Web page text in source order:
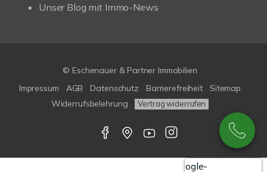
Unser Blog mit Immo-News
© Eschenauer & Partner Immobilien
Impressum
AGB Datenschutz Barrierefreiheit
Sitemap
Widerrufsbelehrung
Vertrag widerrufen
Google-